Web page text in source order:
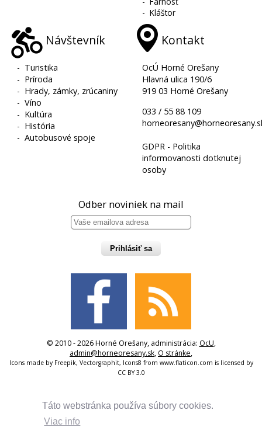
Táto webstránka používa súbory cookies.
Viac info
-Kláštor
Návštevník
- Turistika
- Príroda
- Hrady, zámky, zrúcaniny
-Víno
- Kultúra
- História
-Autobusové spoje
Kontakt
OcÚ Horné Orešany
Hlavná ulica 190/6
919 03 Horné Orešany
033 / 55 88 109
GDPR - Politika
informovanosti dotknutej
osoby
Odber noviniek na mail
Prihlásiť sa
© 2010 - 2026 Horné Orešany, administrácia: OcU,
admin@horneoresany.sk, O stránke,
Icons made by Freepik, Vectorgraphit, Icons8 from www.flaticon.com is licensed by
CC BY 3.0